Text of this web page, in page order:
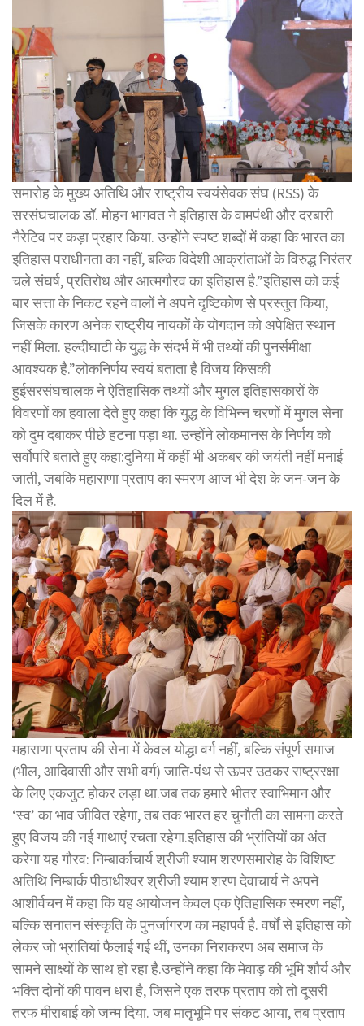
समारोह के मुख्य अतिथि और राष्ट्रीय स्वयंसेवक संघ (RSS) के
सरसंघचालक डॉ. मोहन भागवत ने इतिहास के वामपंथी और दरबारी
नैरेटिव पर कड़ा प्रहार किया. उन्होंने स्पष्ट शब्दों में कहा कि भारत का
इतिहास पराधीनता का नहीं, बल्कि विदेशी आक्रांताओं के विरुद्ध निरंतर
चले संघर्ष, प्रतिरोध और आत्मगौरव का इतिहास है.”इतिहास को कई
बार सत्ता के निकट रहने वालों ने अपने दृष्टिकोण से प्रस्तुत किया,
जिसके कारण अनेक राष्ट्रीय नायकों के योगदान को अपेक्षित स्थान
नहीं मिला. हल्दीघाटी के युद्ध के संदर्भ में भी तथ्यों की पुनर्समीक्षा
आवश्यक है.”लोकनिर्णय स्वयं बताता है विजय किसकी
हुईसरसंघचालक ने ऐतिहासिक तथ्यों और मुगल इतिहासकारों के
विवरणों का हवाला देते हुए कहा कि युद्ध के विभिन्न चरणों में मुगल सेना
को दुम दबाकर पीछे हटना पड़ा था. उन्होंने लोकमानस के निर्णय को
सर्वोपरि बताते हुए कहा:दुनिया में कहीं भी अकबर की जयंती नहीं मनाई
जाती, जबकि महाराणा प्रताप का स्मरण आज भी देश के जन-जन के
दिल में है.
महाराणा प्रताप की सेना में केवल योद्धा वर्ग नहीं, बल्कि संपूर्ण समाज
(भील, आदिवासी और सभी वर्ग) जाति-पंथ से ऊपर उठकर राष्ट्ररक्षा
के लिए एकजुट होकर लड़ा था.जब तक हमारे भीतर स्वाभिमान और
‘स्व’ का भाव जीवित रहेगा, तब तक भारत हर चुनौती का सामना करते
हुए विजय की नई गाथाएं रचता रहेगा.इतिहास की भ्रांतियों का अंत
करेगा यह गौरव: निम्बार्काचार्य श्रीजी श्याम शरणसमारोह के विशिष्ट
अतिथि निम्बार्क पीठाधीश्वर श्रीजी श्याम शरण देवाचार्य ने अपने
आशीर्वचन में कहा कि यह आयोजन केवल एक ऐतिहासिक स्मरण नहीं,
बल्कि सनातन संस्कृति के पुनर्जागरण का महापर्व है. वर्षों से इतिहास को
लेकर जो भ्रांतियां फैलाई गई थीं, उनका निराकरण अब समाज के
सामने साक्ष्यों के साथ हो रहा है.उन्होंने कहा कि मेवाड़ की भूमि शौर्य और
भक्ति दोनों की पावन धरा है, जिसने एक तरफ प्रताप को तो दूसरी
तरफ मीराबाई को जन्म दिया. जब मातृभूमि पर संकट आया, तब प्रताप